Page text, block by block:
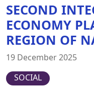
SECOND
ECONOMY
REGION OF
19 December 2025
SOCIAL